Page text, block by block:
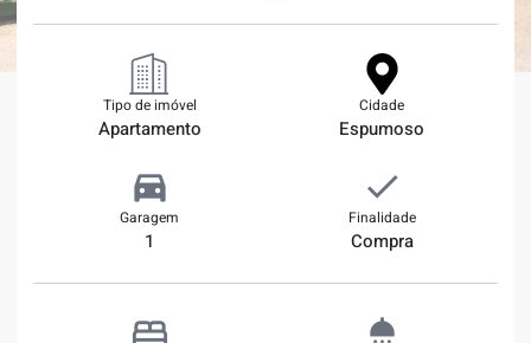
Tipo de imóvel
Apartamento
Cidade
Espumoso
Garagem
1
Finalidade
Compra